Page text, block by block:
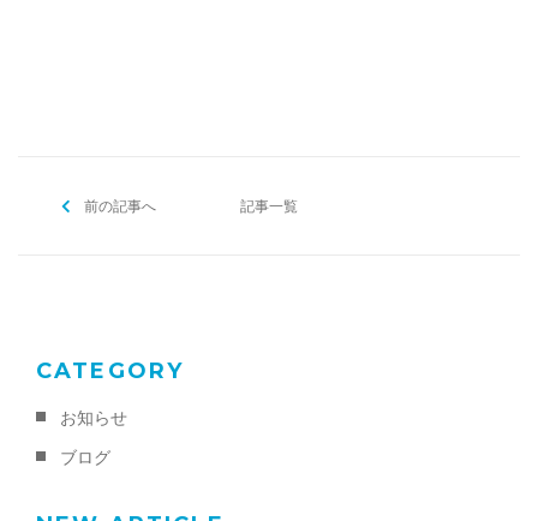
前の記事へ 記事一覧
CATEGORY
お知らせ
ブログ